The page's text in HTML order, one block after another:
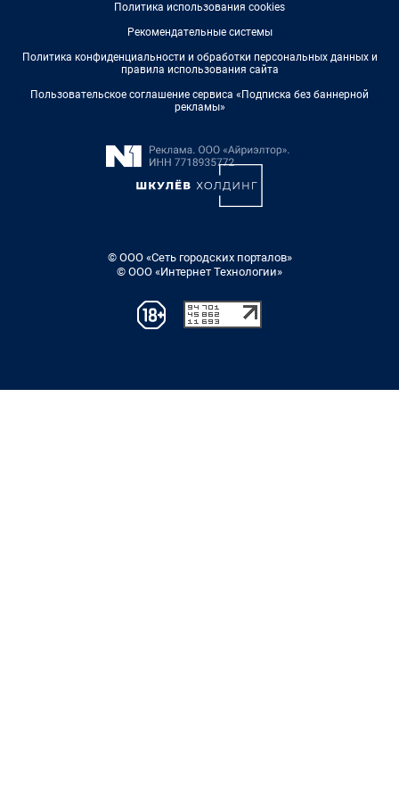
Политика использования cookies
Рекомендательные системы
Политика конфиденциальности и обработки персональных данных и
правила использования сайта
Пользовательское соглашение сервиса «Подписка без баннерной
рекламы»
© ООО «Сеть городских порталов»
© ООО «Интернет Технологии»